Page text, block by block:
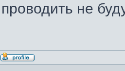
проводить не
Профиль